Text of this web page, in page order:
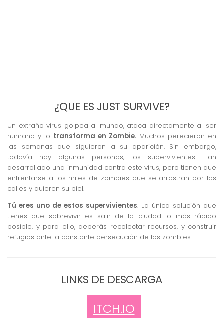
¿QUE ES JUST SURVIVE?
Un extraño virus golpea al mundo, ataca directamente al ser
humano y lo transforma en Zombie. Muchos perecieron en
las semanas que siguieron a su aparición. Sin embargo,
todavía hay algunas personas, los supervivientes. Han
desarrollado una inmunidad contra este virus, pero tienen que
enfrentarse a los miles de zombies que se arrastran por las
calles y quieren su piel.
Tú eres uno de estos supervivientes. La única solución que
tienes que sobrevivir es salir de la ciudad lo más rápido
posible, y para ello, deberás recolectar recursos, y construir
refugios ante la constante persecución de los zombies.
LINKS DE DESCARGA
ITCH.IO